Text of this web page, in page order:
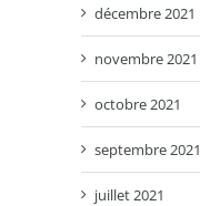
décembre 2021
novembre 2021
octobre 2021
septembre 2021
juillet 2021